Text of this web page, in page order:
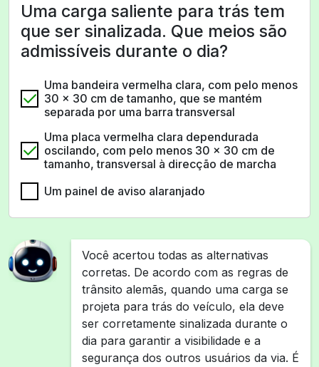
Uma carga saliente para trás tem
que ser sinalizada. Que meios são
admissíveis durante o dia?
Uma bandeira vermelha clara, com pelo menos
30 x 30 cm de tamanho, que se mantém
separada por uma barra transversal
Uma placa vermelha clara dependurada
oscilando, com pelo menos 30 x 30 cm de
tamanho, transversal à direcção de marcha
Um painel de aviso alaranjado
Você acertou todas as alternativas
corretas. De acordo com as regras de
trânsito alemãs, quando uma carga se
projeta para trás do veículo, ela deve
ser corretamente sinalizada durante o
dia para garantir a visibilidade e a
segurança dos outros usuários da via. É